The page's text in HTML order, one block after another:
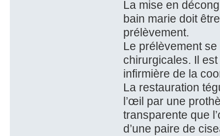
La mise en
bain marie doit
prélèvement.
Le prélèvement
chirurgicales. Il
infirmière de la
La restauration
l’œil par une
transparente que
d’une paire de